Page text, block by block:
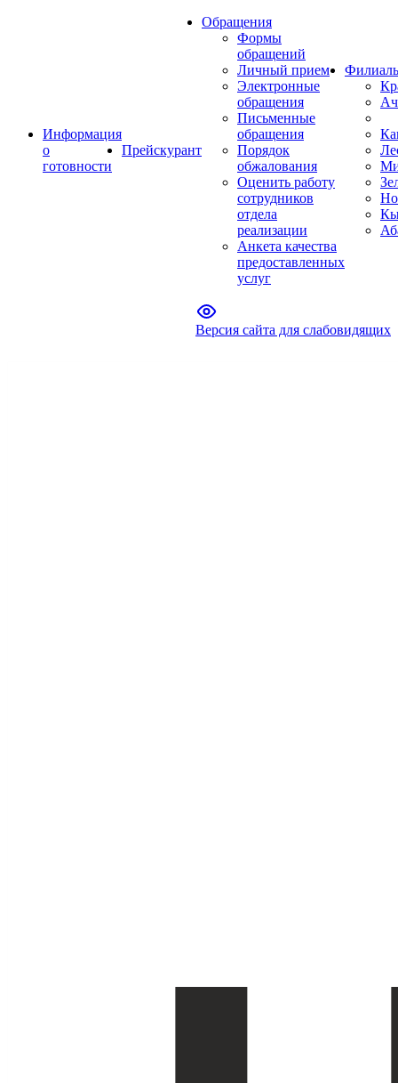
Информация
о
готовности
Прейскурант
Обращения
Формы
обращений
Личный прием
Электронные
обращения
Письменные
обращения
Порядок
обжалования
Оценить работу
сотрудников
отдела
реализации
Анкета качества
предоставленных
услуг
Версия сайта для слабовидящих